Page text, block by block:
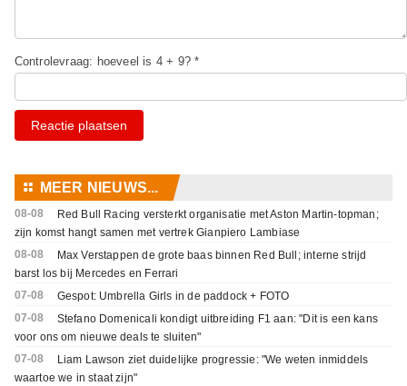
Controlevraag: hoeveel is 4 + 9? *
Reactie plaatsen
⚏ MEER NIEUWS...
08-08
Red Bull Racing versterkt organisatie met Aston Martin-topman;
zijn komst hangt samen met vertrek Gianpiero Lambiase
08-08
Max Verstappen de grote baas binnen Red Bull; interne strijd
barst los bij Mercedes en Ferrari
07-08
Gespot: Umbrella Girls in de paddock + FOTO
07-08
Stefano Domenicali kondigt uitbreiding F1 aan: "Dit is een kans
voor ons om nieuwe deals te sluiten"
07-08
Liam Lawson ziet duidelijke progressie: "We weten inmiddels
waartoe we in staat zijn"